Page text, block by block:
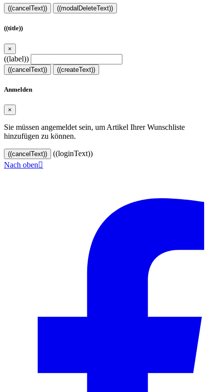
((cancelText)) ((modalDeleteText))
((title))
×
((label))
((cancelText)) ((createText))
Anmelden
×
Sie müssen angemeldet sein, um Artikel Ihrer Wunschliste
hinzufügen zu können.
((cancelText))
((loginText))
Nach oben